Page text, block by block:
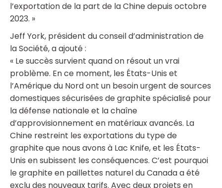
l’exportation de la part de la Chine depuis octobre
2023. »
Jeff York, président du conseil d’administration de
la Société, a ajouté :
« Le succès survient quand on résout un vrai
problème. En ce moment, les États-Unis et
l’Amérique du Nord ont un besoin urgent de sources
domestiques sécurisées de graphite spécialisé pour
la défense nationale et la chaîne
d’approvisionnement en matériaux avancés. La
Chine restreint les exportations du type de
graphite que nous avons à Lac Knife, et les États-
Unis en subissent les conséquences. C’est pourquoi
le graphite en paillettes naturel du Canada a été
exclu des nouveaux tarifs. Avec deux projets en